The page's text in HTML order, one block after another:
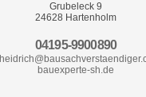
Grubeleck 9
24628 Hartenholm
04195-9900890
bauexperte-sh.de